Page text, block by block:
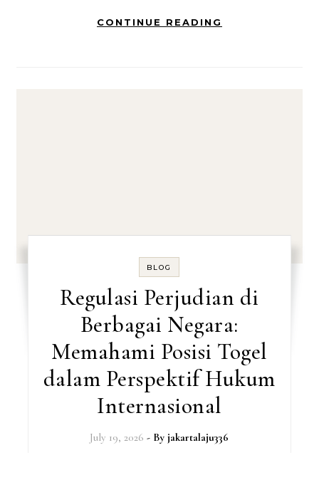
CONTINUE READING
BLOG
Regulasi Perjudian di
Berbagai Negara:
Memahami Posisi Togel
dalam Perspektif Hukum
Internasional
July 19, 2026 - Byjakartalaju336